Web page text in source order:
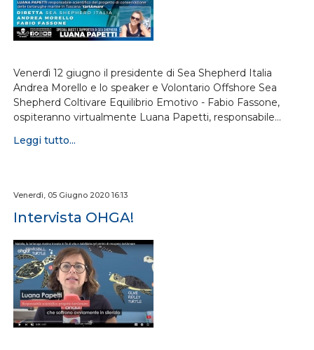
Venerdì 12 giugno il presidente di Sea Shepherd Italia
Andrea Morello e lo speaker e Volontario Offshore Sea
Shepherd Coltivare Equilibrio Emotivo - Fabio Fassone,
ospiteranno virtualmente Luana Papetti, responsabile…
Leggi tutto...
Venerdì, 05 Giugno 2020 16:13
Intervista OHGA!